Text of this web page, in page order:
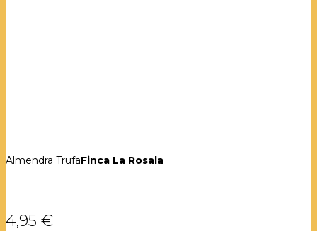
Almendra TrufaFinca La Rosala
4,95 €